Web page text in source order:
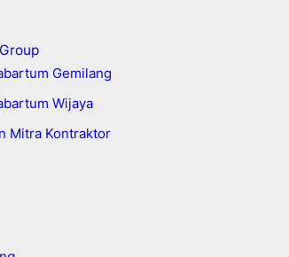
Gemilang
Wijaya
Mitra Kontraktor